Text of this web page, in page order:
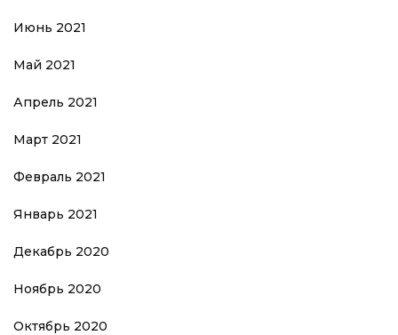
Июнь 2021
Май 2021
Апрель 2021
Март 2021
Февраль 2021
Январь 2021
Декабрь 2020
Ноябрь 2020
Октябрь 2020